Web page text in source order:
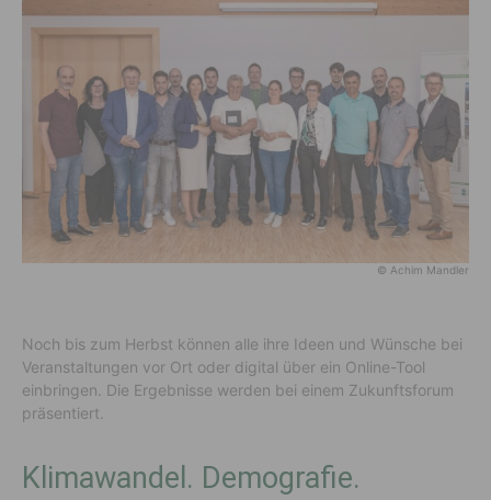
© Achim Mandler
Noch bis zum Herbst können alle ihre Ideen und Wünsche bei
Veranstaltungen vor Ort oder digital über ein Online-Tool
einbringen. Die Ergebnisse werden bei einem Zukunftsforum
präsentiert.
Klimawandel. Demografie.